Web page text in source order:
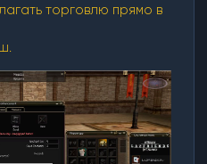
торговлю прямо в